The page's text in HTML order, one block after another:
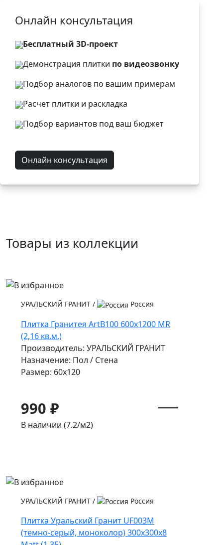
Онлайн консультация
Бесплатный 3D-проект
Демонстрация плитки по видеозвонку
Подбор аналогов по вашим примерам
Расчет плитки и раскладка
Подбор вариантов под ваш бюджет
Онлайн консультация
Товары из коллекции
УРАЛЬСКИЙ ГРАНИТ / Россия
Плитка Гранитея ArtB100 600х1200 MR
(2,16 кв.м.)
Производитель: УРАЛЬСКИЙ ГРАНИТ
Назначение: Пол / Стена
Размер: 60x120
990 ₽
В наличии (7.2/м2)
УРАЛЬСКИЙ ГРАНИТ / Россия
Плитка Уральский Гранит UF003M
(темно-серый, моноколор) 300х300х8